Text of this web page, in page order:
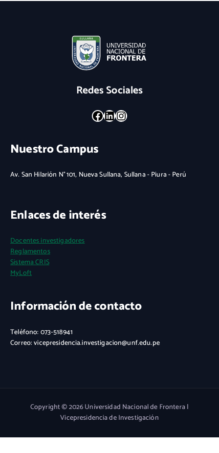
Redes Sociales
Facebook LinkedIn Instagram
Nuestro Campus
Av. San Hilarión N° 101, Nueva Sullana, Sullana - Piura - Perú
Enlaces de interés
Docentes investigadores
Reglamentos
Sistema CRIS
MyLoft
Información de contacto
Teléfono: 073-518941
Correo: vicepresidencia.investigacion@unf.edu.pe
Copyright © 2026 Universidad Nacional de Frontera |
Vicepresidencia de Investigación